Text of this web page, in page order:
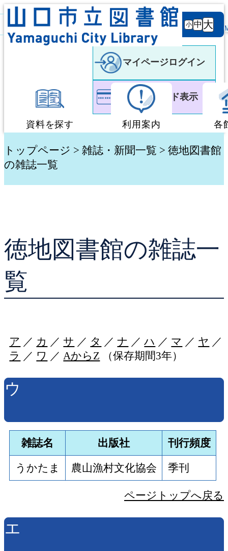
背景
白 黒
文字サ
イズ
小 中 大
マイページログイン
利用者カード表示
資料を探す
蔵書検索・予約
貸出ランキング
利用案内
図書館利用案内
学校図書館支援サー
各
トップページ > 雑誌・新聞一覧 > 徳地図書館
の雑誌一覧
徳地図書館の雑誌一
覧
ア ／ カ ／ サ ／ タ ／ナ ／ハ ／ マ ／ ヤ ／
ラ ／ ワ ／ AからZ （保存期間3年）
ウ
雑誌名 出版社 刊行頻度
うかたま 農山漁村文化協会 季刊
ページトップへ戻る
エ